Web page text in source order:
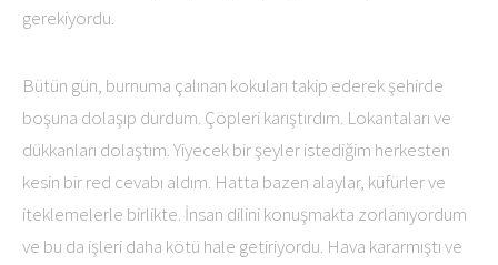
gerekiyordu.
Bütün gün, burnuma çalınan kokuları takip ederek şehirde
boşuna dolaşıp durdum. Çöpleri karıştırdım. Lokantaları ve
dükkanları dolaştım. Yiyecek bir şeyler istediğim herkesten
kesin bir red cevabı aldım. Hatta bazen alaylar, küfürler ve
iteklemelerle birlikte. İnsan dilini konuşmakta zorlanıyordum
ve bu da işleri daha kötü hale getiriyordu. Hava kararmıştı ve